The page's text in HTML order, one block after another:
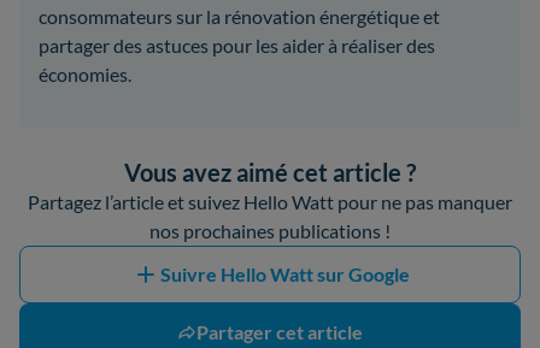
consommateurs sur la rénovation énergétique et
partager des astuces pour les aider à réaliser des
économies.
Vous avez aimé cet article ?
Partagez l’article et suivez Hello Watt pour ne pas manquer
nos prochaines publications !
Suivre Hello Watt sur Google
Partager cet article